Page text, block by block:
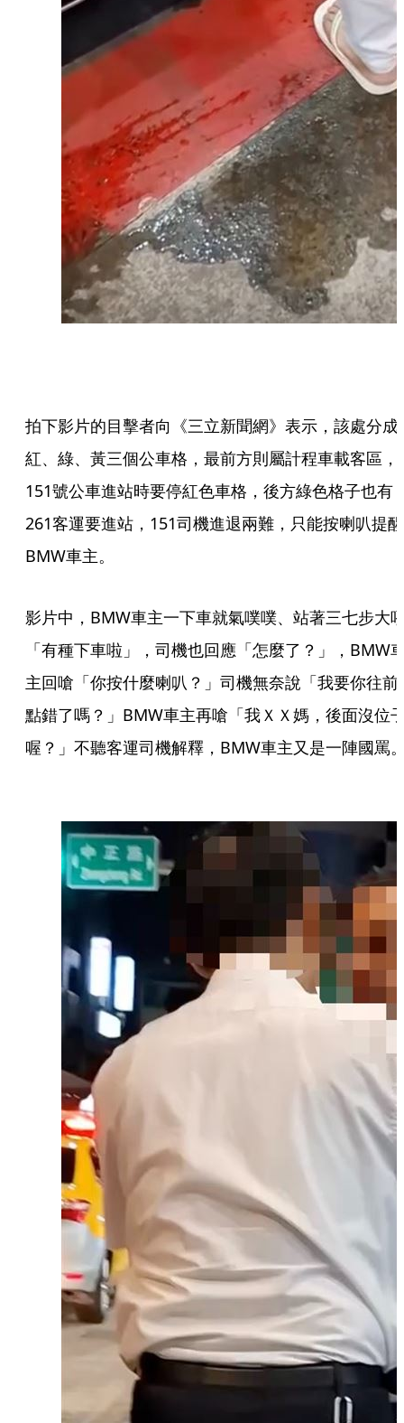
拍下影片的目擊者向《三立新聞網》表示，該處分成
紅、綠、黃三個公車格，最前方則屬計程車載客區，
151號公車進站時要停紅色車格，後方綠色格子也有
261客運要進站，151司機進退兩難，只能按喇叭提醒
BMW車主。
影片中，BMW車主一下車就氣噗噗、站著三七步大
「有種下車啦」，司機也回應「怎麼了？」，BMW
主回嗆「你按什麼喇叭？」司機無奈說「我要你往前
點錯了嗎？」BMW車主再嗆「我ＸＸ媽，後面沒位
喔？」不聽客運司機解釋，BMW車主又是一陣國罵